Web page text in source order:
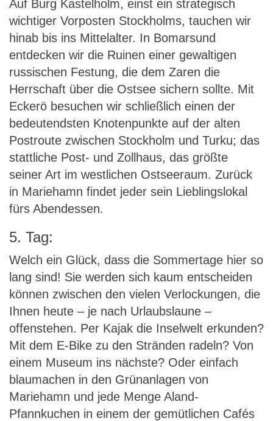
Auf Burg Kastelholm, einst ein strategisch
wichtiger Vorposten Stockholms, tauchen wir
hinab bis ins Mittelalter. In Bomarsund
entdecken wir die Ruinen einer gewaltigen
russischen Festung, die dem Zaren die
Herrschaft über die Ostsee sichern sollte. Mit
Eckerö besuchen wir schließlich einen der
bedeutendsten Knotenpunkte auf der alten
Postroute zwischen Stockholm und Turku; das
stattliche Post- und Zollhaus, das größte
seiner Art im westlichen Ostseeraum. Zurück
in Mariehamn findet jeder sein Lieblingslokal
fürs Abendessen.
5. Tag:
Welch ein Glück, dass die Sommertage hier so
lang sind! Sie werden sich kaum entscheiden
können zwischen den vielen Verlockungen, die
Ihnen heute – je nach Urlaubslaune –
offenstehen. Per Kajak die Inselwelt erkunden?
Mit dem E-Bike zu den Stränden radeln? Von
einem Museum ins nächste? Oder einfach
blaumachen in den Grünanlagen von
Mariehamn und jede Menge Aland-
Pfannkuchen in einem der gemütlichen Cafés